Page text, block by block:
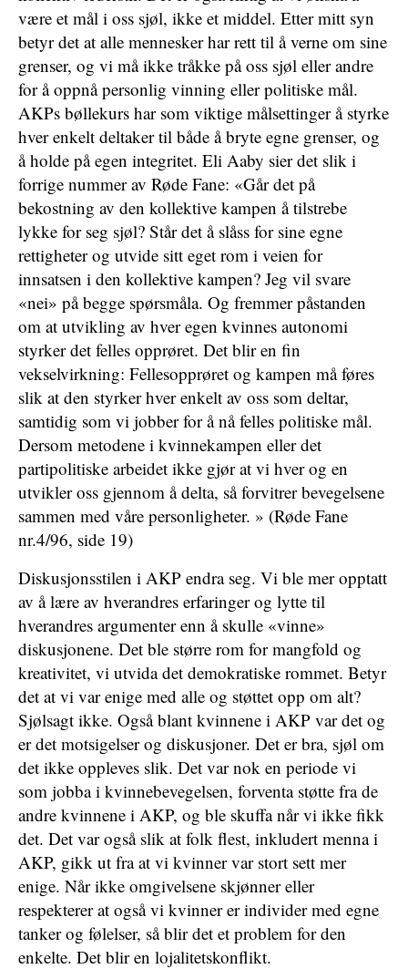
være et mål i oss sjøl, ikke et middel. Etter mitt syn
betyr det at alle mennesker har rett til å verne om sine
grenser, og vi må ikke tråkke på oss sjøl eller andre
for å oppnå personlig vinning eller politiske mål.
AKPs bøllekurs har som viktige målsettinger å styrke
hver enkelt deltaker til både å bryte egne grenser, og
å holde på egen integritet. Eli Aaby sier det slik i
forrige nummer av Røde Fane: «Går det på
bekostning av den kollektive kampen å tilstrebe
lykke for seg sjøl? Står det å slåss for sine egne
rettigheter og utvide sitt eget rom i veien for
innsatsen i den kollektive kampen? Jeg vil svare
«nei» på begge spørsmåla. Og fremmer påstanden
om at utvikling av hver egen kvinnes autonomi
styrker det felles opprøret. Det blir en fin
vekselvirkning: Fellesopprøret og kampen må føres
slik at den styrker hver enkelt av oss som deltar,
samtidig som vi jobber for å nå felles politiske mål.
Dersom metodene i kvinnekampen eller det
partipolitiske arbeidet ikke gjør at vi hver og en
utvikler oss gjennom å delta, så forvitrer bevegelsene
sammen med våre personligheter. » (Røde Fane
nr.4/96, side 19)
Diskusjonsstilen i AKP endra seg. Vi ble mer opptatt
av å lære av hverandres erfaringer og lytte til
hverandres argumenter enn å skulle «vinne»
diskusjonene. Det ble større rom for mangfold og
kreativitet, vi utvida det demokratiske rommet. Betyr
det at vi var enige med alle og støttet opp om alt?
Sjølsagt ikke. Også blant kvinnene i AKP var det og
er det motsigelser og diskusjoner. Det er bra, sjøl om
det ikke oppleves slik. Det var nok en periode vi
som jobba i kvinnebevegelsen, forventa støtte fra de
andre kvinnene i AKP, og ble skuffa når vi ikke fikk
det. Det var også slik at folk flest, inkludert menna i
AKP, gikk ut fra at vi kvinner var stort sett mer
enige. Når ikke omgivelsene skjønner eller
respekterer at også vi kvinner er individer med egne
tanker og følelser, så blir det et problem for den
enkelte. Det blir en lojalitetskonflikt.